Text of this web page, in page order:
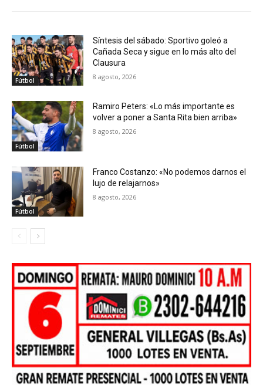
Fútbol
Síntesis del sábado: Sportivo goleó a
Cañada Seca y sigue en lo más alto del
Clausura
8 agosto, 2026
Fútbol
Ramiro Peters: «Lo más importante es
volver a poner a Santa Rita bien arriba»
8 agosto, 2026
Fútbol
Franco Costanzo: «No podemos darnos el
lujo de relajarnos»
8 agosto, 2026